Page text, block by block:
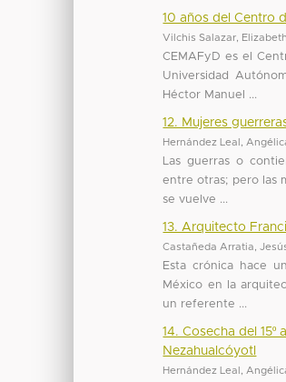
10 años del Centro
Vilchis Salazar, Elizabeth
CEMAFyD es el
Universidad
Héctor Manuel ...
12. Mujeres
Hernández Leal,
Las guerras o
entre otras; pero las
se vuelve ...
13. Arquitecto
Castañeda Arratia,
Esta crónica hace
México en la
un referente ...
14. Cosecha del
Nezahualcóyotl
Hernández Leal,